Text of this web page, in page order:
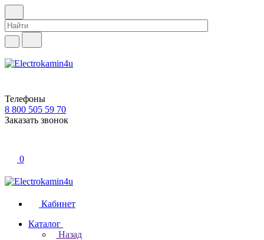
Телефоны
8 800 505 59 70
Заказать звонок
0
Кабинет
Каталог
Назад